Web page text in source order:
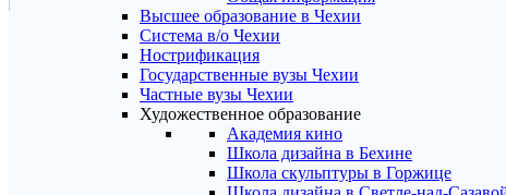
Высшее образование в Чехии
Система в/о Чехии
Нострификация
Государственные вузы Чехии
Частные вузы Чехии
Художественное образование
Академия кино
Школа дизайна в Бехине
Школа скульптуры в Горжице